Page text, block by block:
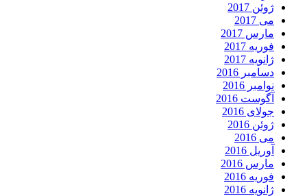
ژوئن 2017
می 2017
مارس 2017
فوریه 2017
ژانویه 2017
دسامبر 2016
نوامبر 2016
آگوست 2016
جولای 2016
ژوئن 2016
می 2016
آوریل 2016
مارس 2016
فوریه 2016
ژانویه 2016